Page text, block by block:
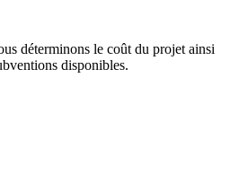
déterminons le coût du projet ainsi
disponibles.